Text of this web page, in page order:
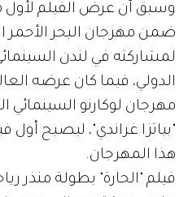
وسبق أن عرض الفيلم لأول
ضمن مهرجان البحر الأحمر
لمشاركته في لندن
الدولي، فيما كان عرضه
مهرجان لوكارنو
"بياتزا غراندي"، ليصبح
هذا المهرجان.
فيلم "الحارة" بطولة منذر